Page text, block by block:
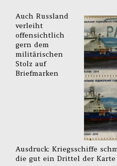
Auch Russland
verleiht
offensichtlich
gern dem
militärischen
Stolz auf
Briefmarken
Ausdruck: Kriegsschiffe
die gut ein Drittel der Karte